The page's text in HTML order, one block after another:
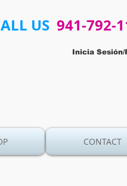
US 941-792-
Inicia Sesión/
CONTACT